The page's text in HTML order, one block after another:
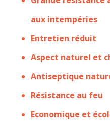
aux intempéries
Entretien réduit
Aspect naturel et
Antiseptique
Résistance au feu
Economique et